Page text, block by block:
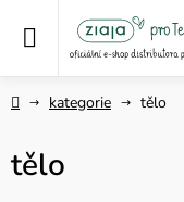
Domůkategorie tělo
tělo